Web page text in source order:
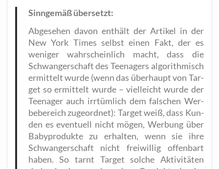
Sinn­ge­mäß übersetzt:
Abge­se­hen davon ent­hält der Arti­kel in der
New York Times selbst einen Fakt, der es
weni­ger wahr­schein­lich macht, dass die
Schwan­ger­schaft des Teen­agers algo­rith­misch
ermit­telt wur­de (wenn das über­haupt von Tar­
get so ermit­telt wur­de – viel­leicht wur­de der
Teen­ager auch irr­tüm­lich dem fal­schen Wer­
be­be­reich zuge­ord­net): Tar­get weiß, dass Kun­
den es even­tu­ell nicht mögen, Wer­bung über
Baby­pro­duk­te zu erhal­ten, wenn sie ihre
Schwan­ger­schaft nicht frei­wil­lig offen­bart
haben. So tarnt Tar­get sol­che Akti­vi­tä­ten